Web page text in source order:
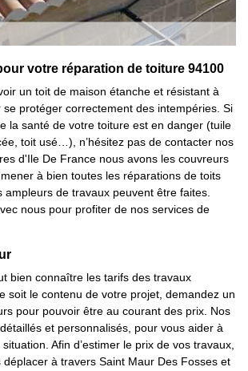
votre réparation de toiture 94100
un toit de maison étanche et résistant à
protéger correctement des intempéries. Si
la santé de votre toiture est en danger (tuile
toit usé…), n’hésitez pas de contacter nos
d'Ile De France nous avons les couvreurs
à bien toutes les réparations de toits
ampleurs de travaux peuvent être faites.
nous pour profiter de nos services de
bien connaître les tarifs des travaux
soit le contenu de votre projet, demandez un
pour pouvoir être au courant des prix. Nos
et personnalisés, pour vous aider à
Afin d’estimer le prix de vos travaux,
déplacer à travers Saint Maur Des Fosses et